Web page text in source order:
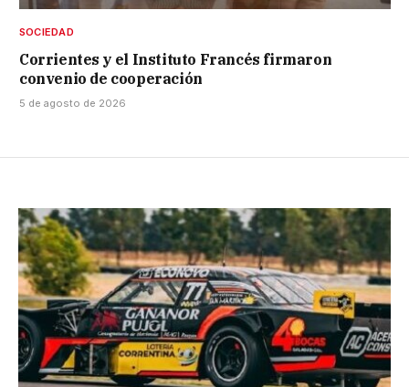
SOCIEDAD
Corrientes y el Instituto Francés firmaron
convenio de cooperación
5 de agosto de 2026